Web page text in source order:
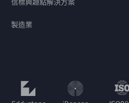
信標興趣點解決方案
製造業